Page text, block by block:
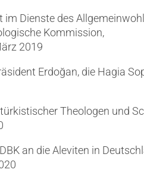
im Dienste des
Kommission,
2019
Erdoğan, die Hagia
Theologen und
an die Aleviten in